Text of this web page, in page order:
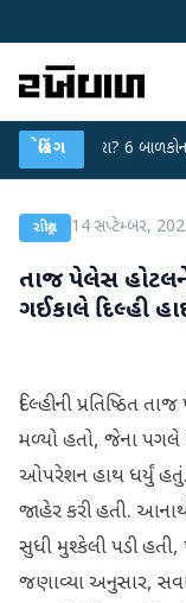
બ્રેકિંગ6 બાળકોના મોતથી
રાષ્ટ્રીય 14 સપ્ટેમ્બર,
તાજ પેલેસ હોટલને
ગઈકાલે દિલ્હી
દિલ્હીની પ્રતિષ્ઠિત
મળ્યો હતો, જેના પગલે
ઓપરેશન હાથ ધર્યું હતું.
જાહેર કરી હતી.
સુધી મુશ્કેલી પડી હતી,
જણાવ્યા અનુસાર,